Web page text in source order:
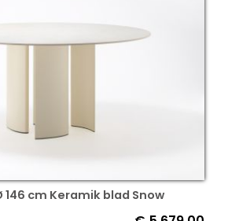
cm Keramik blad Snow